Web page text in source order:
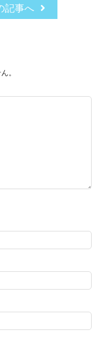
記事へ
。